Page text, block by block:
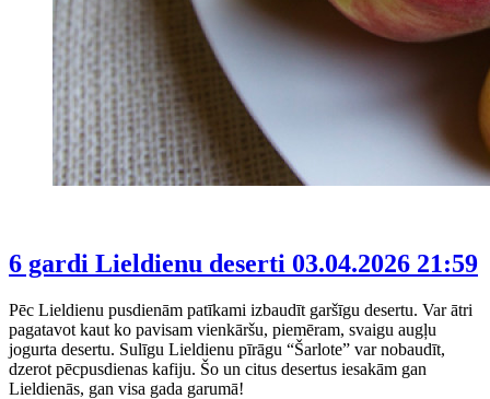
6 gardi Lieldienu deserti 03.04.2026 21:59
Pēc Lieldienu pusdienām patīkami izbaudīt garšīgu desertu. Var ātri
pagatavot kaut ko pavisam vienkāršu, piemēram, svaigu augļu
jogurta desertu. Sulīgu Lieldienu pīrāgu “Šarlote” var nobaudīt,
dzerot pēcpusdienas kafiju. Šo un citus desertus iesakām gan
Lieldienās, gan visa gada garumā!